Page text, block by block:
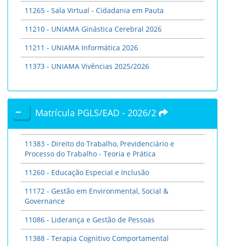
11265 - Sala Virtual - Cidadania em Pauta
11210 - UNIAMA Ginástica Cerebral 2026
11211 - UNIAMA Informática 2026
11373 - UNIAMA Vivências 2025/2026
Matrícula PGLS/EAD - 2026/2
11383 - Direito do Trabalho, Previdenciário e
Processo do Trabalho - Teoria e Prática
11260 - Educação Especial e Inclusão
11172 - Gestão em Environmental, Social &
Governance
11086 - Liderança e Gestão de Pessoas
11388 - Terapia Cognitivo Comportamental